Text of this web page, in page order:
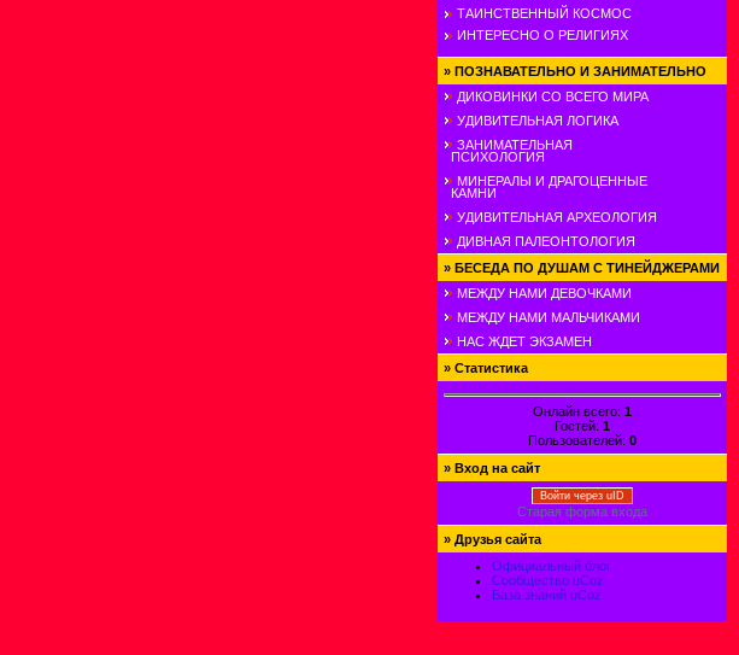
ТАИНСТВЕННЫЙ КОСМОС
ИНТЕРЕСНО О РЕЛИГИЯХ
» ПОЗНАВАТЕЛЬНО И ЗАНИМАТЕЛЬНО
ДИКОВИНКИ СО ВСЕГО МИРА
УДИВИТЕЛЬНАЯ ЛОГИКА
ЗАНИМАТЕЛЬНАЯ
ПСИХОЛОГИЯ
МИНЕРАЛЫ И ДРАГОЦЕННЫЕ
КАМНИ
УДИВИТЕЛЬНАЯ АРХЕОЛОГИЯ
ДИВНАЯ ПАЛЕОНТОЛОГИЯ
» БЕСЕДА ПО ДУШАМ С ТИНЕЙДЖЕРАМИ
МЕЖДУ НАМИ ДЕВОЧКАМИ
МЕЖДУ НАМИ МАЛЬЧИКАМИ
НАС ЖДЕТ ЭКЗАМЕН
» Статистика
Онлайн всего: 1
Гостей: 1
Пользователей: 0
» Вход на сайт
Войти через uID
Старая форма входа
» Друзья сайта
Официальный блог
Сообщество uCoz
База знаний uCoz